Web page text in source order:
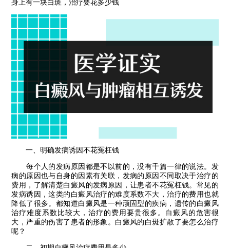
身上有一块白斑，治疗要花多少钱
一、明确发病诱因不花冤枉钱
每个人的发病原因都是不以前的，没有千篇一律的说法。发
病的原因也与自身的因素有关联，发病的原因不同取决于治疗的
费用，了解清楚白癜风的发病原因，让患者不花冤枉钱。常见的
发病诱因，这类的白癜风治疗的难度系数不大，治疗的费用也就
降低了很多。都知道白癜风是一种顽固型的疾病，遗传的白癜风
治疗难度系数比较大，治疗的费用要贵很多。白癜风的危害很
大，严重的伤害了患者的形象。白癜风的白斑扩散了要怎么治疗
呢？